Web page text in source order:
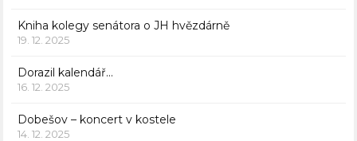
Kniha kolegy senátora o JH hvězdárně
19. 12. 2025
Dorazil kalendář…
16. 12. 2025
Dobešov – koncert v kostele
14. 12. 2025